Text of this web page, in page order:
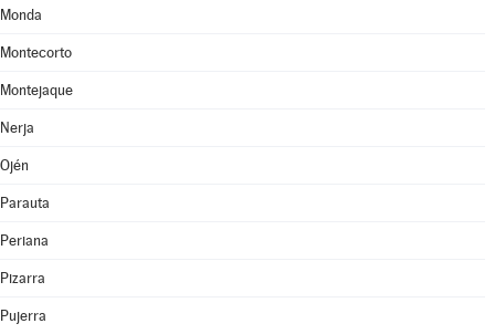
Monda
Montecorto
Montejaque
Nerja
Ojén
Parauta
Periana
Pizarra
Pujerra